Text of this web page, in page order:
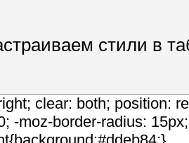
size:11px;font-
img/icon/
стили в
clear: both; position:
-moz-border-radius: